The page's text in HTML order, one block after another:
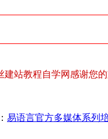
站教程自学网感谢您的
易语言官方多媒体系列